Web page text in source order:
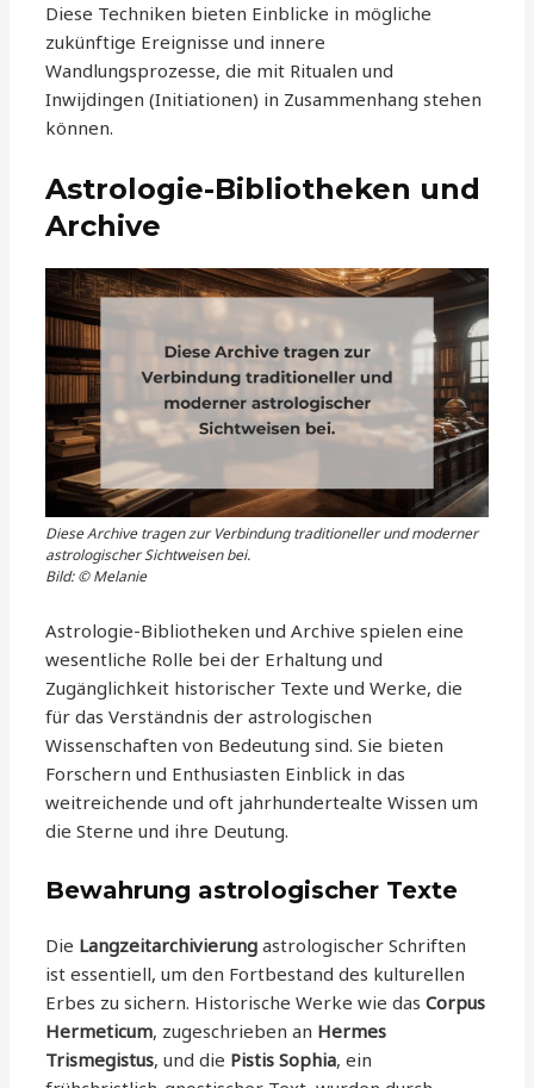
Diese Techniken bieten Einblicke in mögliche
zukünftige Ereignisse und innere
Wandlungsprozesse, die mit Ritualen und
Inwijdingen (Initiationen) in Zusammenhang stehen
können.
Astrologie-Bibliotheken und
Archive
Diese Archive tragen zur Verbindung traditioneller und moderner
astrologischer Sichtweisen bei.
Bild: © Melanie
Astrologie-Bibliotheken und Archive spielen eine
wesentliche Rolle bei der Erhaltung und
Zugänglichkeit historischer Texte und Werke, die
für das Verständnis der astrologischen
Wissenschaften von Bedeutung sind. Sie bieten
Forschern und Enthusiasten Einblick in das
weitreichende und oft jahrhundertealte Wissen um
die Sterne und ihre Deutung.
Bewahrung astrologischer Texte
Die Langzeitarchivierung astrologischer Schriften
ist essentiell, um den Fortbestand des kulturellen
Erbes zu sichern. Historische Werke wie dasCorpus
Hermeticum, zugeschrieben an Hermes
Trismegistus, und die Pistis Sophia, ein